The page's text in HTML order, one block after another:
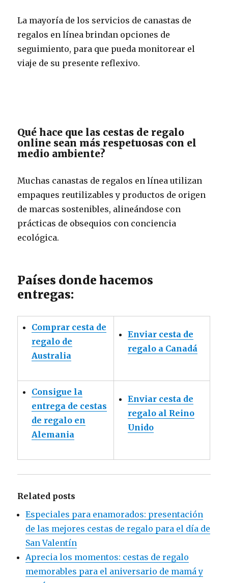
La mayoría de los servicios de canastas de
regalos en línea brindan opciones de
seguimiento, para que pueda monitorear el
viaje de su presente reflexivo.
Qué hace que las cestas de regalo
online sean más respetuosas con el
medio ambiente?
Muchas canastas de regalos en línea utilizan
empaques reutilizables y productos de origen
de marcas sostenibles, alineándose con
prácticas de obsequios con conciencia
ecológica.
Países donde hacemos
entregas:
Comprar cesta de
regalo de
Australia
Enviar cesta de
regalo a Canadá
Consigue la
entrega de cestas
de regalo en
Alemania
Enviar cesta de
regalo al Reino
Unido
Related posts
Especiales para enamorados: presentación
de las mejores cestas de regalo para el día de
San Valentín
Aprecia los momentos: cestas de regalo
memorables para el aniversario de mamá y